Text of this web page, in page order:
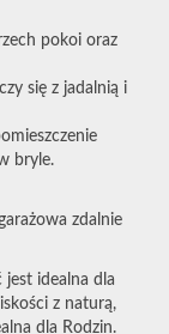
pokoi oraz
się z jadalnią i
bryle.
zdalnie
jest idealna dla
z naturą,
dla Rodzin.